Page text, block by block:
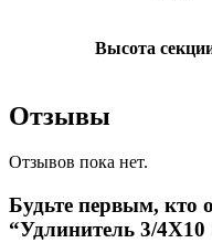
Высота
Отзывы
Отзывов пока нет.
Будьте первым, кто
“Удлинитель 3/